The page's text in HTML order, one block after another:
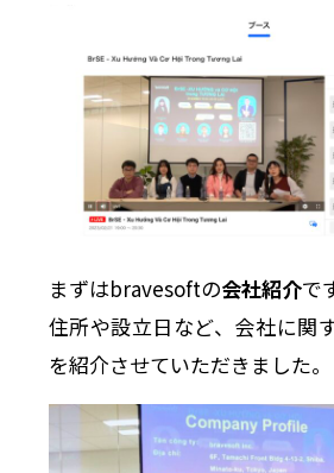
まずはbravesoftの会社紹介で
住所や設立日など、会社に関
を紹介させていただきました。